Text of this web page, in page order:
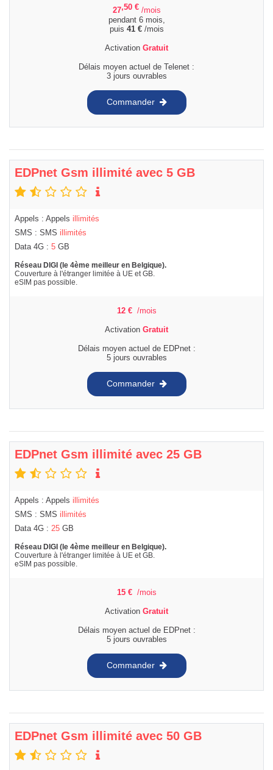
27,50 € /mois
pendant 6 mois,
puis 41 €/mois
Activation Gratuit
Délais moyen actuel de Telenet :
3 jours ouvrables
Commander
EDPnet Gsm illimité avec 5 GB
Appels : Appels illimités
SMS : SMS illimités
Data 4G : 5 GB
Réseau DIGI (le 4ème meilleur en Belgique).
Couverture à l'étranger limitée à UE et GB.
eSIM pas possible.
12 € /mois
Activation Gratuit
Délais moyen actuel de EDPnet :
5 jours ouvrables
Commander
EDPnet Gsm illimité avec 25 GB
Appels : Appels illimités
SMS : SMS illimités
Data 4G : 25 GB
Réseau DIGI (le 4ème meilleur en Belgique).
Couverture à l'étranger limitée à UE et GB.
eSIM pas possible.
15 € /mois
Activation Gratuit
Délais moyen actuel de EDPnet :
5 jours ouvrables
Commander
EDPnet Gsm illimité avec 50 GB